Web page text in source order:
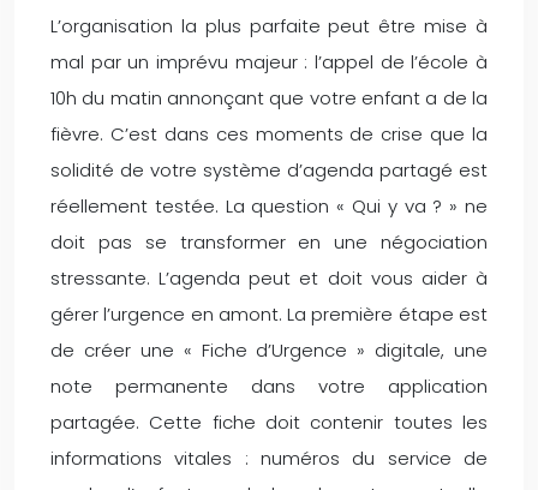
L’organisation la plus parfaite peut être mise à
mal par un imprévu majeur : l’appel de l’école à
10h du matin annonçant que votre enfant a de la
fièvre. C’est dans ces moments de crise que la
solidité de votre système d’agenda partagé est
réellement testée. La question « Qui y va ? » ne
doit pas se transformer en une négociation
stressante. L’agenda peut et doit vous aider à
gérer l’urgence en amont. La première étape est
de créer une « Fiche d’Urgence » digitale, une
note permanente dans votre application
partagée. Cette fiche doit contenir toutes les
informations vitales : numéros du service de